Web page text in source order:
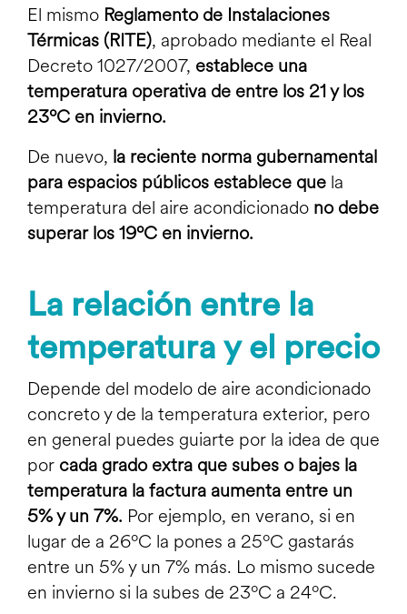
El mismo Reglamento de Instalaciones
Térmicas (RITE), aprobado mediante el Real
Decreto 1027/2007, establece una
temperatura operativa de entre los 21 y los
23ºC en invierno.
De nuevo, la reciente norma gubernamental
para espacios públicos establece que la
temperatura del aire acondicionado no debe
superar los 19ºC en invierno.
La relación entre la
temperatura y el precio
Depende del modelo de aire acondicionado
concreto y de la temperatura exterior, pero
en general puedes guiarte por la idea de que
por cada grado extra que subes o bajes la
temperatura la factura aumenta entre un
5% y un 7%. Por ejemplo, en verano, si en
lugar de a 26ºC la pones a 25ºC gastarás
entre un 5% y un 7% más. Lo mismo sucede
en invierno si la subes de 23ºC a 24ºC.